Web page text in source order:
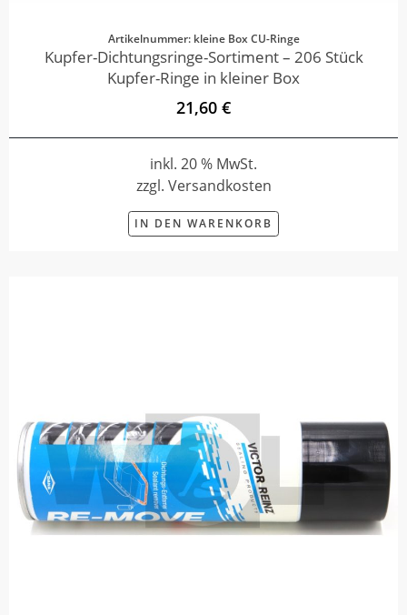
Artikelnummer: kleine Box CU-Ringe
Kupfer-Dichtungsringe-Sortiment – 206 Stück
Kupfer-Ringe in kleiner Box
21,60 €
inkl. 20 % MwSt.
zzgl. Versandkosten
IN DEN WARENKORB